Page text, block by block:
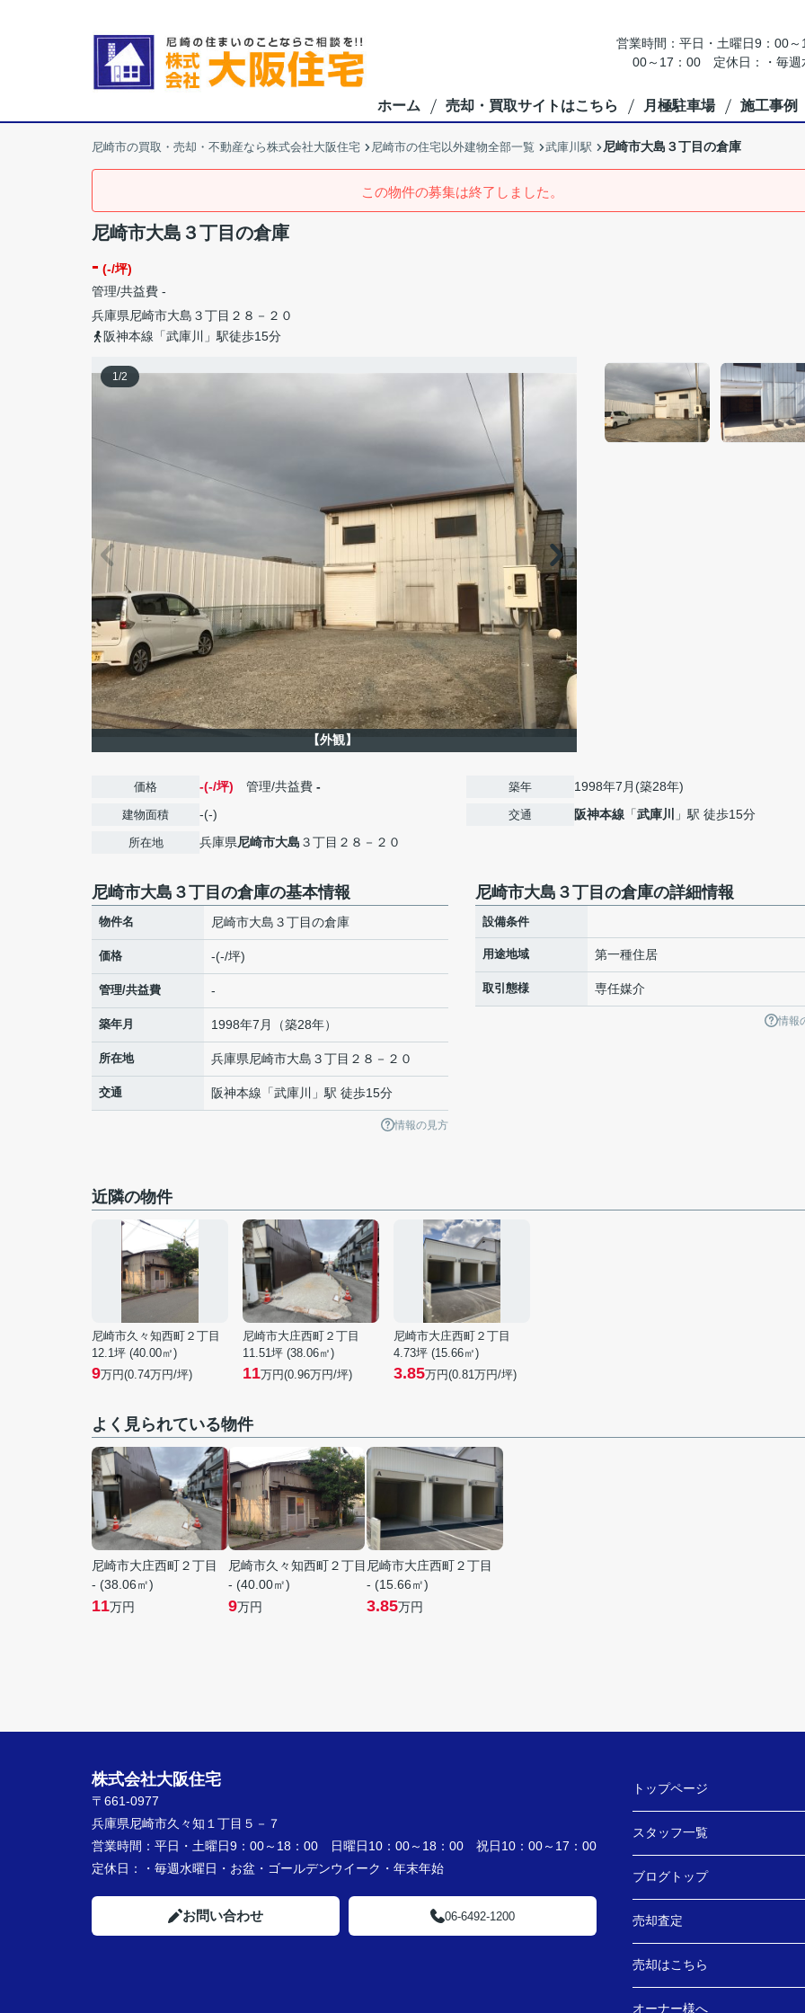
営業時間：平日・土曜日9：00
00～17：00 定休日：・毎週
ホーム 売却・買取サイトはこちら 月極駐車場 施工事例
尼崎市の買取・売却・不動産なら株式会社大阪住宅 尼崎市の住宅以外建物全部一覧 武庫川駅 尼崎市大島３丁目の倉庫
この物件の募集は終了しました。
尼崎市大島３丁目の倉庫
- (-/坪)
管理/共益費 -
兵庫県尼崎市大島 ３丁目２８－２０
阪神本線「武庫川」駅徒歩15分
1/2
【外観】
価格 -(-/坪) 管理/共益費 -
建物面積 -(-)
所在地 兵庫県尼崎市大島 ３丁目２８－２０
築年 1998年7月(築28年)
交通 阪神本線 「武庫川 」駅 徒歩15分
尼崎市大島３丁目の倉庫の基本情報
物件名 尼崎市大島３丁目の倉庫
価格 -(-/坪)
管理/共益費 -
築年月 1998年7月（築28年）
所在地 兵庫県尼崎市大島 ３丁目２８－２０
交通 阪神本線 「武庫川 」駅 徒歩15分
情報の見方
尼崎市大島３丁目の倉庫の詳細情報
設備条件
用途地域 第一種住居
取引態様 専任媒介
情報
近隣の物件
尼崎市久々知西町２丁目
12.1坪 (40.00㎡)
9万円(0.74万円/坪)
尼崎市大庄西町２丁目
11.51坪 (38.06㎡)
11万円(0.96万円/坪)
尼崎市大庄西町２丁目
4.73坪 (15.66㎡)
3.85万円(0.81万円/坪)
よく見られている物件
尼崎市大庄西町２丁目
- (38.06㎡)
11万円
尼崎市久々知西町２丁目
- (40.00㎡)
9万円
尼崎市大庄西町２丁目
- (15.66㎡)
3.85万円
株式会社大阪住宅
〒661-0977
兵庫県尼崎市久々知１丁目５－７
営業時間： 平日・土曜日9：00～18：00 日曜日10：00～18：00 祝日10：00～17：00
定休日：
・毎週水曜日・お盆・ゴールデンウイーク・年末年始
お問い合わせ 06-6492-1200
トップページ
スタッフ一覧
ブログトップ
売却査定
売却はこちら
オーナー様へ